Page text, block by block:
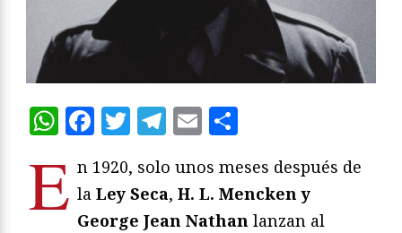
WhatsApp
Facebook
Twitter
Telegram
Email
E n 1920, solo unos meses después de
la Ley Seca, H. L. Mencken y
George Jean Nathan lanzan al